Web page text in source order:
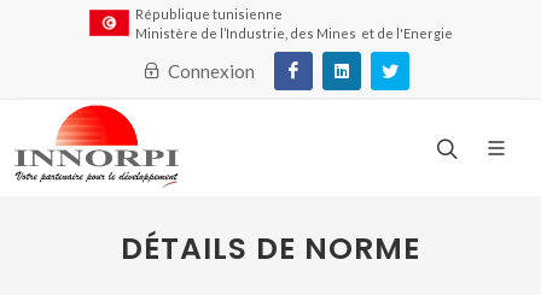
République tunisienne
Ministère de l’Industrie, des Mines et de l'Energie
Connexion
DÉTAILS DE NORME